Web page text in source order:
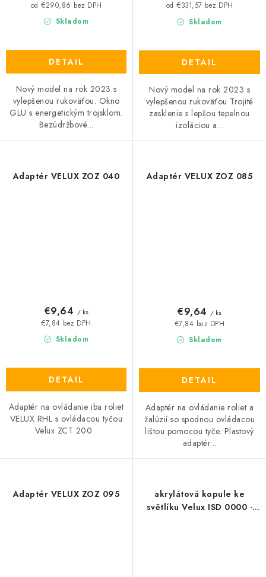
Skladom
od €290,86 bez DPH
DETAIL
Nový model na rok 2023 s
vylepšenou rukoväťou. Okno
GLU s energetickým trojsklom.
Bezúdržbové...
Skladom
od €331,57 bez DPH
DETAIL
Nový model na rok 2023 s
vylepšenou rukoväťou Trojité
zasklenie s lepšou tepelnou
izoláciou a...
Adaptér VELUX ZOZ 040
Skladom
€7,84 bez DPH
€9,64 / ks
DETAIL
Adaptér na ovládanie iba roliet
VELUX RHL s ovládacou tyčou
Velux ZCT 200
Adaptér VELUX ZOZ 085
Skladom
€7,84 bez DPH
€9,64 / ks
DETAIL
Adaptér na ovládanie roliet a
žalúzií so spodnou ovládacou
lištou pomocou tyče. Plastový
adaptér...
Adaptér VELUX ZOZ 095
akrylátová kopule ke
světlíku Velux ISD 0000 -